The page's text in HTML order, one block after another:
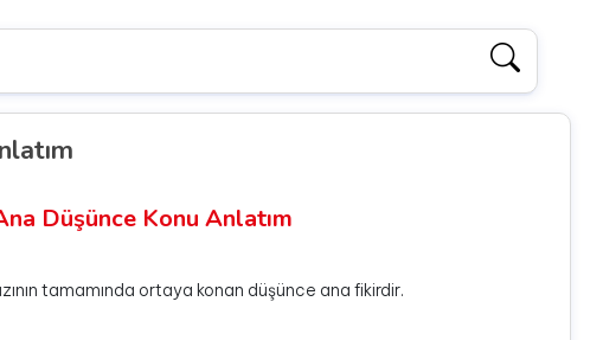
Düşünce Konu Anlatım
tamamında ortaya konan düşünce ana fikirdir.